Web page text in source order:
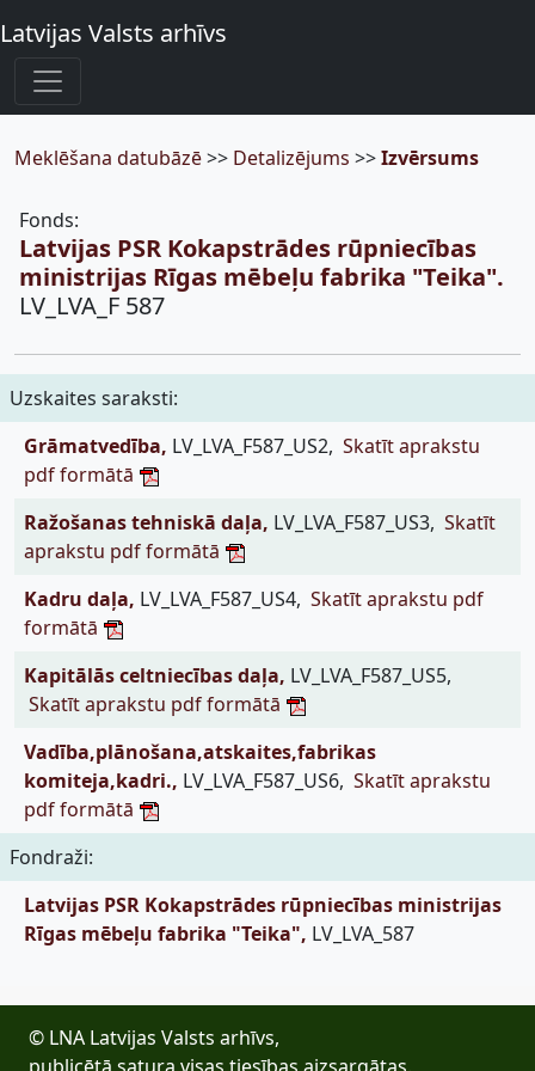
Latvijas Valsts arhīvs
Meklēšana datubāzē>> Detalizējums >>Izvērsums
Fonds:
Latvijas PSR Kokapstrādes rūpniecības
ministrijas Rīgas mēbeļu fabrika "Teika".
LV_LVA_F 587
Uzskaites saraksti:
Grāmatvedība, LV_LVA_F587_US2, Skatīt aprakstu
pdf formātā
Ražošanas tehniskā daļa, LV_LVA_F587_US3, Skatīt
aprakstu pdf formātā
Kadru daļa, LV_LVA_F587_US4, Skatīt aprakstu pdf
formātā
Kapitālās celtniecības daļa, LV_LVA_F587_US5,
Skatīt aprakstu pdf formātā
Vadība,plānošana,atskaites,fabrikas
komiteja,kadri., LV_LVA_F587_US6, Skatīt aprakstu
pdf formātā
Fondraži:
Latvijas PSR Kokapstrādes rūpniecības ministrijas
Rīgas mēbeļu fabrika "Teika", LV_LVA_587
© LNA Latvijas Valsts arhīvs,